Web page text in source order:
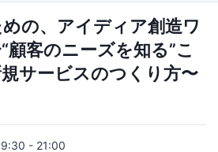
の、アイディア創造ワ
顧客のニーズを知る”こ
サービスのつくり方〜
- 21:00